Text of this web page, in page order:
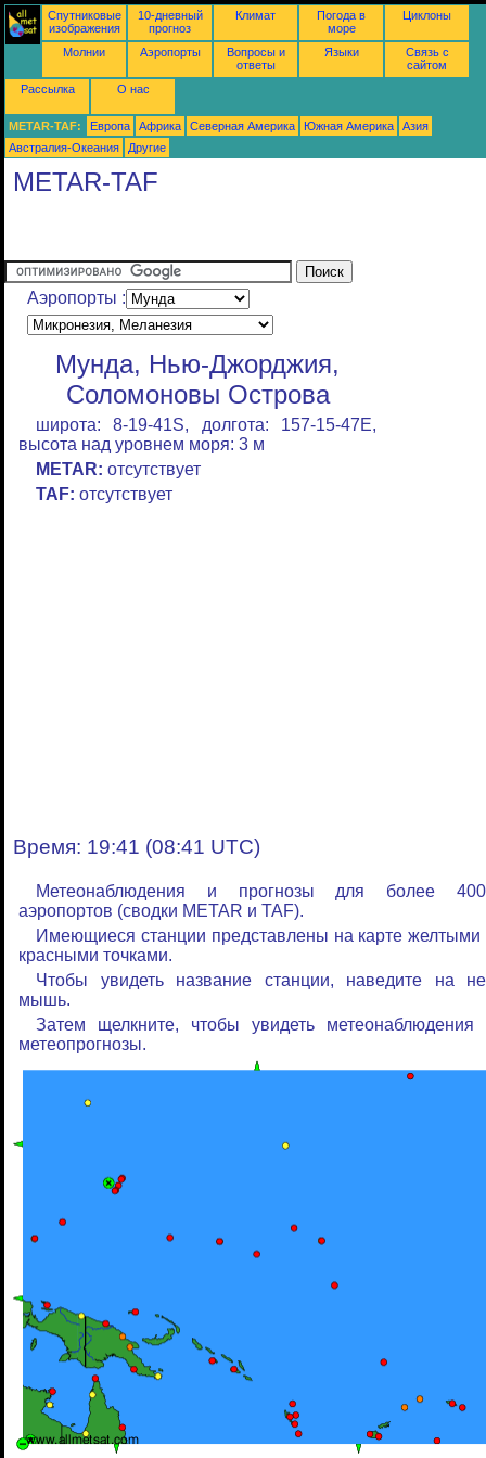
Спутниковые
изображения
10-дневный
прогноз
Климат
Погода в
море
Циклоны
Молнии Аэропорты
Вопросы и
ответы
Языки
Связь с
сайтом
Рассылка
О нас
METAR-TAF: Европа Африка Северная Америка Южная Америка
Азия
Австралия-Океания
Другие
METAR-TAF
Аэропорты :
Мунда, Нью-Джорджия,
Соломоновы Острова
широта: 8-19-41S, долгота: 157-15-47E,
высота над уровнем моря: 3 м
METAR: отсутствует
TAF: отсутствует
Время: 19:41 (08:41 UTC)
Метеонаблюдения и прогнозы для более
аэропортов (сводки METAR и TAF).
Имеющиеся станции представлены на карте желтыми
красными точками.
Чтобы увидеть название станции, наведите на
мышь.
Затем щелкните, чтобы увидеть метеонаблюдения
метеопрогнозы.